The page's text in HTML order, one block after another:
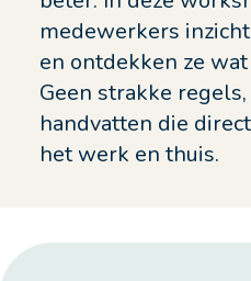
medewerkers
en ontdekken ze
Geen strakke
handvatten die
het werk en thuis.